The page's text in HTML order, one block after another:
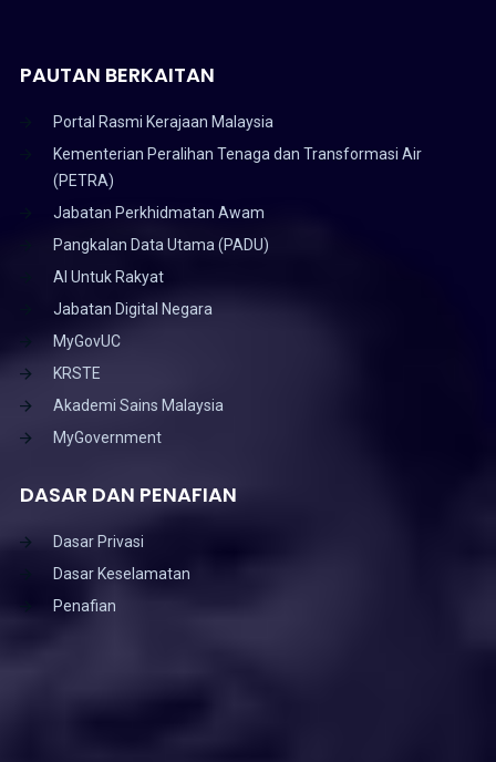
PAUTAN BERKAITAN
Portal Rasmi Kerajaan Malaysia
Kementerian Peralihan Tenaga dan Transformasi Air
(PETRA)
Jabatan Perkhidmatan Awam
Pangkalan Data Utama (PADU)
AI Untuk Rakyat
Jabatan Digital Negara
MyGovUC
KRSTE
Akademi Sains Malaysia
MyGovernment
DASAR DAN PENAFIAN
Dasar Privasi
Dasar Keselamatan
Penafian